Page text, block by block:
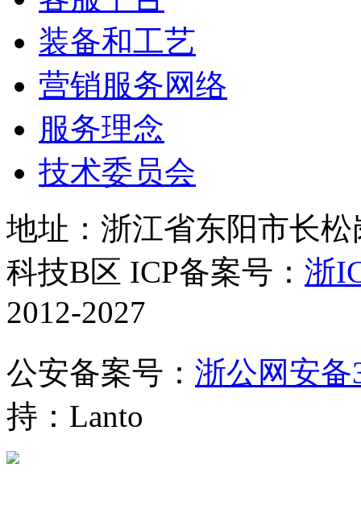
装备和工艺
营销服务网络
服务理念
技术委员会
地址：浙江省东阳市长
科技B区 ICP备案号： 浙
2012-2027
公安备案号： 浙公网安备
持：Lanto